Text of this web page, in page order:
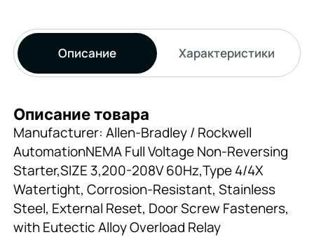
Описание Характеристики
Описание товара
Manufacturer: Allen-Bradley / Rockwell
AutomationNEMA Full Voltage Non-Reversing
Starter,SIZE 3,200-208V 60Hz,Type 4/4X
Watertight, Corrosion-Resistant, Stainless
Steel, External Reset, Door Screw Fasteners,
with Eutectic Alloy Overload Relay